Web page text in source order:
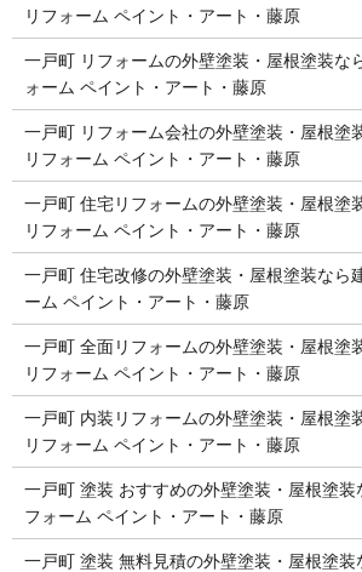
リフォーム ペイント・アート・藤原
一戸町 リフォームの外壁塗装・屋根塗装な
ォーム ペイント・アート・藤原
一戸町 リフォーム会社の外壁塗装・屋根塗
リフォーム ペイント・アート・藤原
一戸町 住宅リフォームの外壁塗装・屋根塗
リフォーム ペイント・アート・藤原
一戸町 住宅改修の外壁塗装・屋根塗装なら
ーム ペイント・アート・藤原
一戸町 全面リフォームの外壁塗装・屋根塗
リフォーム ペイント・アート・藤原
一戸町 内装リフォームの外壁塗装・屋根塗
リフォーム ペイント・アート・藤原
一戸町 塗装 おすすめの外壁塗装・屋根塗装
フォーム ペイント・アート・藤原
一戸町 塗装 無料見積の外壁塗装・屋根塗装